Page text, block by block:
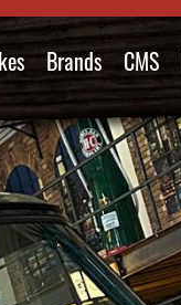
Brands CMS